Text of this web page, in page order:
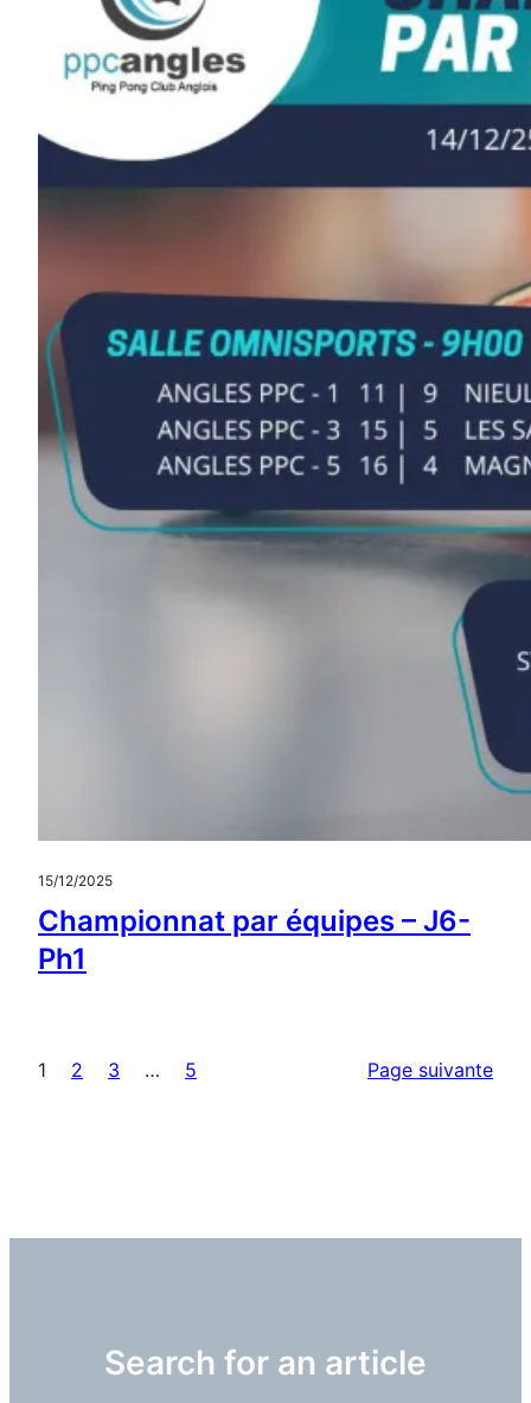
15/12/2025
Championnat par équipes – J6-
Ph1
1 2 3 … 5 Page suivante
Search for an article